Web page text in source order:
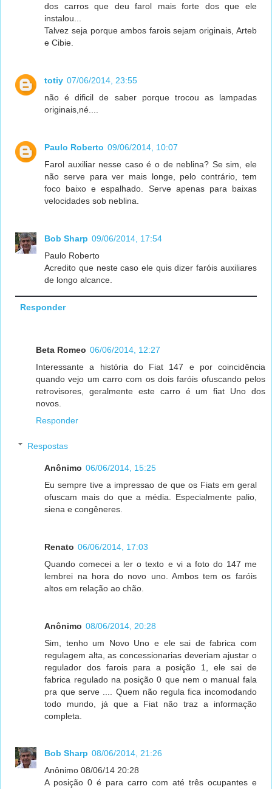
dos carros que deu farol mais forte dos que ele
instalou...
Talvez seja porque ambos farois sejam originais, Arteb
e Cibie.
totiy 07/06/2014, 23:55
não é dificil de saber porque trocou as lampadas
originais,né....
Paulo Roberto 09/06/2014, 10:07
Farol auxiliar nesse caso é o de neblina? Se sim, ele
não serve para ver mais longe, pelo contrário, tem
foco baixo e espalhado. Serve apenas para baixas
velocidades sob neblina.
Bob Sharp 09/06/2014, 17:54
Paulo Roberto
Acredito que neste caso ele quis dizer faróis auxiliares
de longo alcance.
Responder
Beta Romeo 06/06/2014, 12:27
Interessante a história do Fiat 147 e por coincidência
quando vejo um carro com os dois faróis ofuscando pelos
retrovisores, geralmente este carro é um fiat Uno dos
novos.
Responder
Respostas
Anônimo 06/06/2014, 15:25
Eu sempre tive a impressao de que os Fiats em geral
ofuscam mais do que a média. Especialmente palio,
siena e congêneres.
Renato 06/06/2014, 17:03
Quando comecei a ler o texto e vi a foto do 147 me
lembrei na hora do novo uno. Ambos tem os faróis
altos em relação ao chão.
Anônimo 08/06/2014, 20:28
Sim, tenho um Novo Uno e ele sai de fabrica com
regulagem alta, as concessionarias deveriam ajustar o
regulador dos farois para a posição 1, ele sai de
fabrica regulado na posição 0 que nem o manual fala
pra que serve .... Quem não regula fica incomodando
todo mundo, já que a Fiat não traz a informação
completa.
Bob Sharp 08/06/2014, 21:26
Anônimo 08/06/14 20:28
A posição 0 é para carro com até três ocupantes e